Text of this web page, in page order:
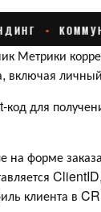
Метрики
включая
для
на форме
клиента в